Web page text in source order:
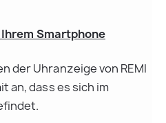
Ihrem Smartphone
der Uhranzeige von REMI
an, dass es sich im